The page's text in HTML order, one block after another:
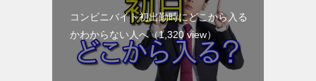
コンビニバイト初出勤時にどこから入る
かわからない人へ（1,320 view）